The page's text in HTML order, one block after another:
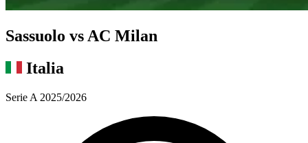
Sassuolo vs AC Milan
Italia
Serie A 2025/2026